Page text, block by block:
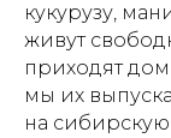
кукурузу,
живут
приходят
мы их
на